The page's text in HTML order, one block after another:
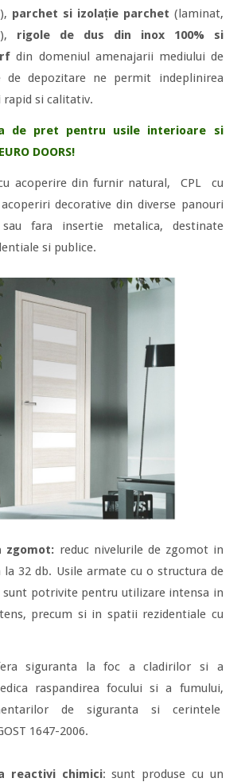
parchet si izolație parchet (laminat,
rigole de dus din inox 100% si
din domeniul amenajarii mediului de
de depozitare ne permit indeplinirea
si calitativ.
de pret pentru usile interioare si
DOORS!
acoperire din furnir natural, CPL cu
decorative din diverse panouri
fara insertie metalica, destinate
si publice.
zgomot: reduc nivelurile de zgomot in
la 32 db. Usile armate cu o structura de
potrivite pentru utilizare intensa in
precum si in spatii rezidentiale cu
siguranta la foc a cladirilor si a
raspandirea focului si a fumului,
de siguranta si cerintele
1647-2006.
reactivi chimici: sunt produse cu un